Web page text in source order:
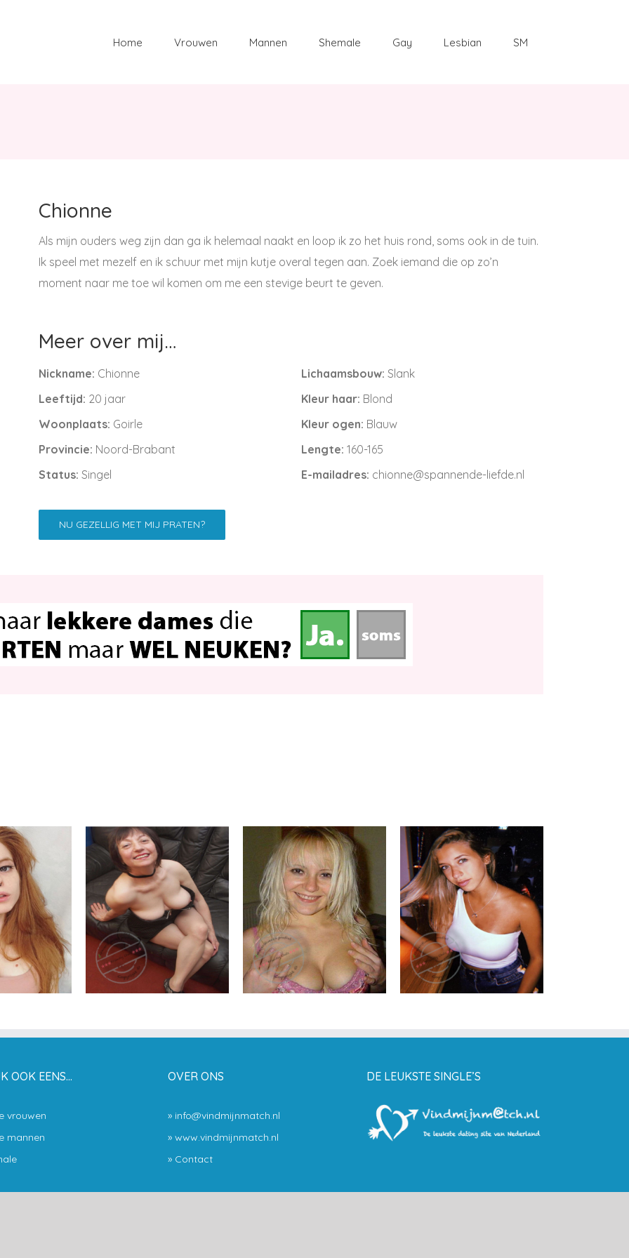
Home Vrouwen Mannen Shemale Gay Lesbian SM
Chionne
Als mijn ouders weg zijn dan ga ik helemaal naakt en loop ik zo het huis rond, soms ook in de tuin.
Ik speel met mezelf en ik schuur met mijn kutje overal tegen aan. Zoek iemand die op zo’n
moment naar me toe wil komen om me een stevige beurt te geven.
Meer over mij…
Nickname: Chionne
Leeftijd: 20 jaar
Woonplaats: Goirle
Provincie: Noord-Brabant
Status: Singel
Lichaamsbouw: Slank
Kleur haar: Blond
Kleur ogen: Blauw
Lengte: 160-165
E-mailadres: chionne@spannende-liefde.nl
NU GEZELLIG MET MIJ PRATEN?
Stoeibal Saska
OOK EENS…
vrouwen
mannen
OVER ONS
» info@vindmijnmatch.nl
» www.vindmijnmatch.nl
» Contact
DE LEUKSTE SINGLE’S